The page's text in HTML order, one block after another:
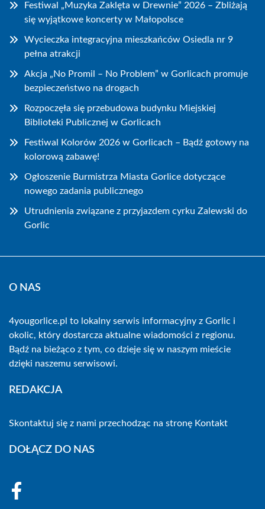
Festiwal „Muzyka Zaklęta w Drewnie” 2026 – Zbliżają
się wyjątkowe koncerty w Małopolsce
Wycieczka integracyjna mieszkańców Osiedla nr 9
pełna atrakcji
Akcja „No Promil – No Problem” w Gorlicach promuje
bezpieczeństwo na drogach
Rozpoczęła się przebudowa budynku Miejskiej
Biblioteki Publicznej w Gorlicach
Festiwal Kolorów 2026 w Gorlicach – Bądź gotowy na
kolorową zabawę!
Ogłoszenie Burmistrza Miasta Gorlice dotyczące
nowego zadania publicznego
Utrudnienia związane z przyjazdem cyrku Zalewski do
Gorlic
O NAS
4yougorlice.pl to lokalny serwis informacyjny z Gorlic i
okolic, który dostarcza aktualne wiadomości z regionu.
Bądź na bieżąco z tym, co dzieje się w naszym mieście
dzięki naszemu serwisowi.
REDAKCJA
Skontaktuj się z nami przechodząc na stronę Kontakt
DOŁĄCZ DO NAS